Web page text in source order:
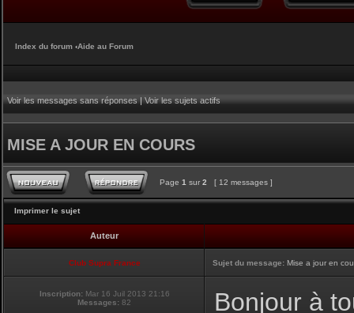
Index du forum ‹Aide au Forum
Voir les messages sans réponses|Voir les sujets actifs
MISE A JOUR EN COURS
Page 1 sur 2 [ 12 messages ]
Imprimer le sujet
Auteur
Club Supra France Sujet du message: Mise a jour en
Inscription: Mar 16 Juil 2013 21:16
Messages: 82 Bonjour à